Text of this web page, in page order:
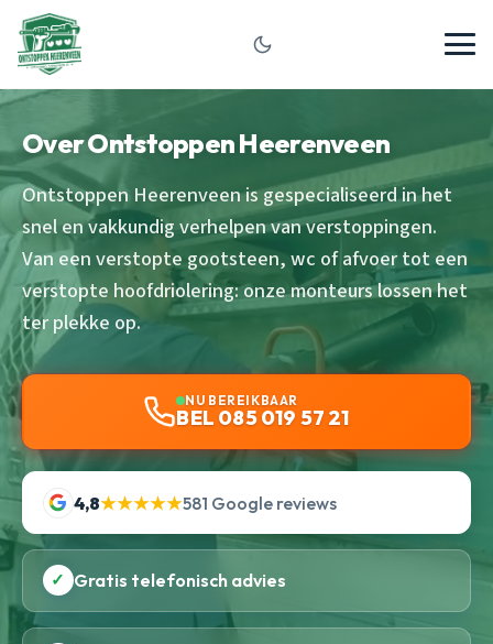
Over Ontstoppen Heerenveen
Ontstoppen Heerenveen is gespecialiseerd in het
snel en vakkundig verhelpen van verstoppingen.
Van een verstopte gootsteen, wc of afvoer tot een
verstopte hoofdriolering: onze monteurs lossen het
ter plekke op.
NU BEREIKBAAR
BEL 085 019 57 21
4,8★★★★★581 Google reviews
✓ Gratis telefonisch advies